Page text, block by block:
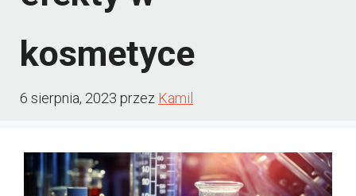
kosmetyce
6 sierpnia, 2023 przez Kamil